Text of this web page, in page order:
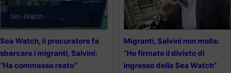
Sea Watch, il procuratore fa
sbarcare i migranti, Salvini:
“Ha commesso reato”
Migranti, Salvini non molla:
“Ho firmato il divieto di
ingresso della Sea Watch”